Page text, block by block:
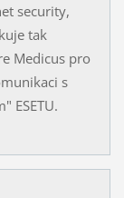
security,
tak
Medicus pro
s
ESETU.